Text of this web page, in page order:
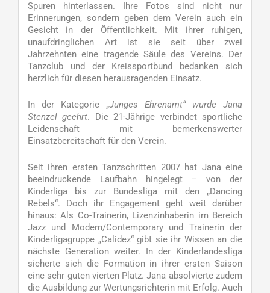
Spuren hinterlassen. Ihre Fotos sind nicht nur
Erinnerungen, sondern geben dem Verein auch ein
Gesicht in der Öffentlichkeit. Mit ihrer ruhigen,
unaufdringlichen Art ist sie seit über zwei
Jahrzehnten eine tragende Säule des Vereins. Der
Tanzclub und der Kreissportbund bedanken sich
herzlich für diesen herausragenden Einsatz.
In der Kategorie „Junges Ehrenamt“ wurde Jana
Stenzel geehrt. Die 21-Jährige verbindet sportliche
Leidenschaft mit bemerkenswerter
Einsatzbereitschaft für den Verein.
Seit ihren ersten Tanzschritten 2007 hat Jana eine
beeindruckende Laufbahn hingelegt – von der
Kinderliga bis zur Bundesliga mit den „Dancing
Rebels“. Doch ihr Engagement geht weit darüber
hinaus: Als Co-Trainerin, Lizenzinhaberin im Bereich
Jazz und Modern/Contemporary und Trainerin der
Kinderligagruppe „Calidez“ gibt sie ihr Wissen an die
nächste Generation weiter. In der Kinderlandesliga
sicherte sich die Formation in ihrer ersten Saison
eine sehr guten vierten Platz. Jana absolvierte zudem
die Ausbildung zur Wertungsrichterin mit Erfolg. Auch